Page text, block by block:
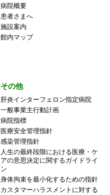
病院概要
患者さまへ
施設案内
館内マップ
その他
肝炎インターフェロン指定病院
一般事業主行動計画
病院指標
医療安全管理指針
感染管理指針
人生の最終段階における医療・ケ
アの意思決定に関するガイドライ
ン
身体拘束を最小化するための指針
カスタマーハラスメントに対する